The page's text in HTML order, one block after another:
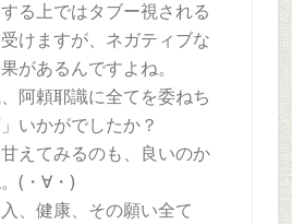
る上ではタブー視される
けますが、ネガティブな
があるんですよね。
阿頼耶識に全てを委ねち
いかがでしたか？
えてみるのも、良いのか
(・∀・)
、健康、その願い全て